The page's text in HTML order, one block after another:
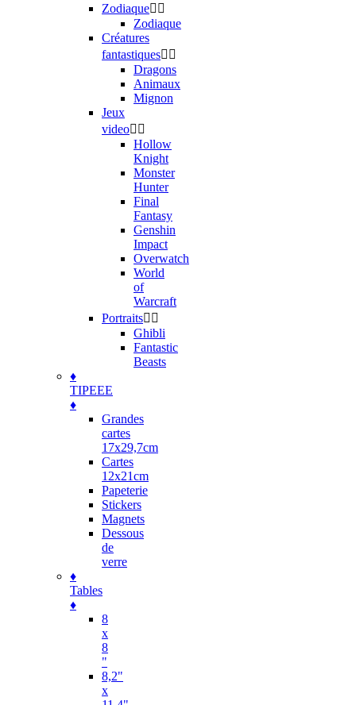
Zodiaque 
Zodiaque
Créatures
fantastiques 
Dragons
Animaux
Mignon
Jeux
video 
Hollow
Knight
Monster
Hunter
Final
Fantasy
Genshin
Impact
Overwatch
World
of
Warcraft
Portraits 
Ghibli
Fantastic
Beasts
♦
TIPEEE
♦
Grandes
cartes
17x29,7cm
Cartes
12x21cm
Papeterie
Stickers
Magnets
Dessous
de
verre
♦
Tables
♦
8
x
8
"
8,2"
x